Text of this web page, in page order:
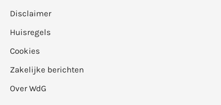
Disclaimer
Huisregels
Cookies
Zakelijke berichten
Over WdG